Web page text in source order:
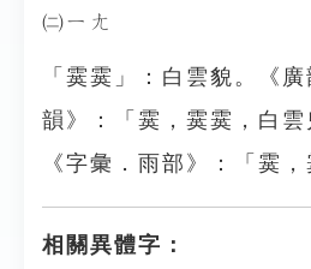
㈡ㄧㄤ
「霙霙」：白雲貌。《
韻》：「霙，霙霙，白雲
《字彙．雨部》：「霙
相關異體字：